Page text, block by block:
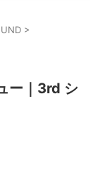
>
ー｜3rd シ